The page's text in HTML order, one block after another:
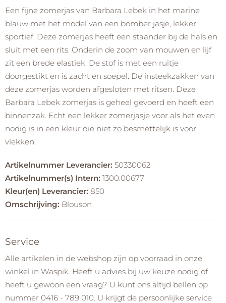
Een fijne zomerjas van Barbara Lebek in het marine
blauw met het model van een bomber jasje, lekker
sportief. Deze zomerjas heeft een staander bij de hals en
sluit met een rits. Onderin de zoom van mouwen en lijf
zit een brede elastiek. De stof is met een ruitje
doorgestikt en is zacht en soepel. De insteekzakken van
deze zomerjas worden afgesloten met ritsen. Deze
Barbara Lebek zomerjas is geheel gevoerd en heeft een
binnenzak. Echt een lekker zomerjasje voor als het even
nodig is in een kleur die niet zo besmettelijk is voor
vlekken.
Artikelnummer Leverancier: 50330062
Artikelnummer(s) Intern: 1300.00677
Kleur(en) Leverancier: 850
Omschrijving: Blouson
Service
Alle artikelen in de webshop zijn op voorraad in onze
winkel in Waspik. Heeft u advies bij uw keuze nodig of
heeft u gewoon een vraag? U kunt ons altijd bellen op
nummer 0416 - 789 010. U krijgt de persoonlijke service